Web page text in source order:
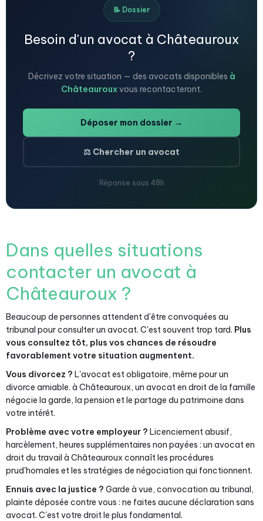
📝 Dossier
Besoin d'un avocat à Châteauroux
?
Décrivez votre situation — des avocats disponibles à
Châteaurouxvous recontacteront.
Déposer mon dossier →
⚖️ Chercher un avocat
Réponse sous 48h
Dans quelles situations
contacter un avocat à
Châteauroux ?
Beaucoup de personnes attendent d'être convoquées au
tribunal pour consulter un avocat. C'est souvent trop tard. Plus
vous consultez tôt, plus vos chances de résoudre
favorablement votre situation augmentent.
Vous divorcez ? L'avocat est obligatoire, même pour un
divorce amiable. à Châteauroux, un avocat en droit de la famille
négocie la garde, la pension et le partage du patrimoine dans
votre intérêt.
Problème avec votre employeur ? Licenciement abusif,
harcèlement, heures supplémentaires non payées : un avocat en
droit du travail à Châteauroux connaît les procédures
prud'homales et les stratégies de négociation qui fonctionnent.
Ennuis avec la justice ? Garde à vue, convocation au tribunal,
plainte déposée contre vous : ne faites aucune déclaration sans
avocat. C'est votre droit le plus fondamental.